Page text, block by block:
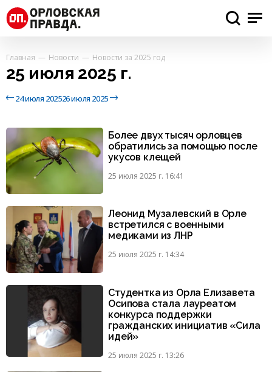
Главная Новости Новости за 2025 год
25 июля 2025 г.
24 июля 202526 июля 2025
Более двух тысяч орловцев
обратились за помощью после
укусов клещей
25 июля 2025 г. 16:41
Леонид Музалевский в Орле
встретился с военными
медиками из ЛНР
25 июля 2025 г. 14:34
Студентка из Орла Елизавета
Осипова стала лауреатом
конкурса поддержки
гражданских инициатив «Сила
идей»
25 июля 2025 г. 13:26